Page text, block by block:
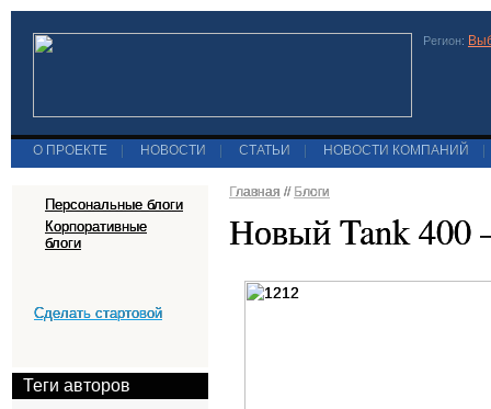
Регион:
О ПРОЕКТЕ НОВОСТИ СТАТЬИ НОВОСТИ КОМПАНИЙ
Персональные блоги
Корпоративные
блоги
Сделать стартовой
Теги авторов
Главная // Блоги
Новый Tank 400